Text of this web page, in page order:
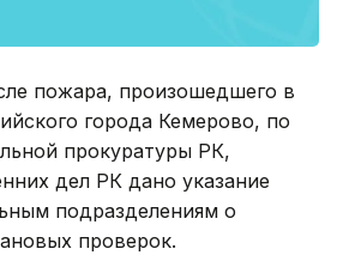
пожара, произошедшего в
города Кемерово, по
прокуратуры РК,
дел РК дано указание
подразделениям о
проверок.